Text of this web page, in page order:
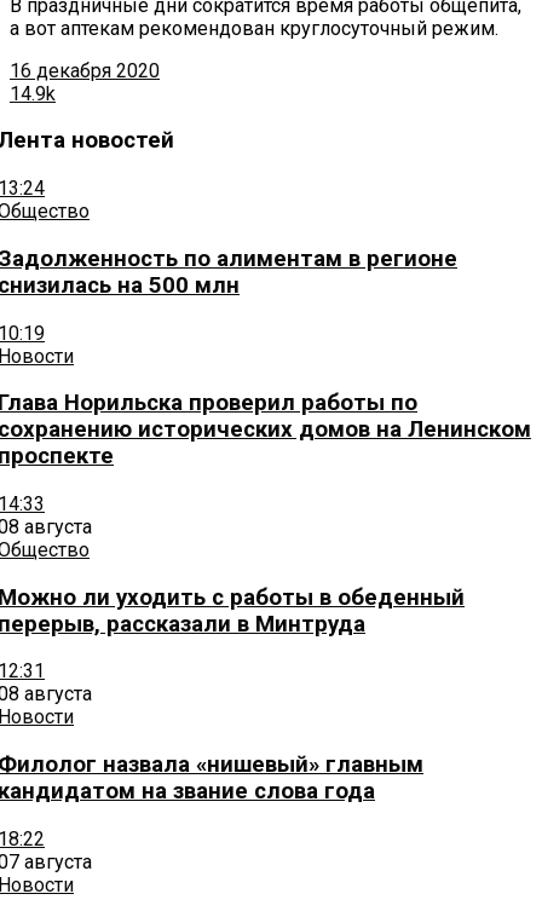
В праздничные дни сократится время работы общепита,
а вот аптекам рекомендован круглосуточный режим.
16 декабря 2020
14.9k
новостей
по алиментам в регионе
на 500 млн
Норильска проверил работы по
исторических домов на Ленинском
августа
ли уходить с работы в обеденный
рассказали в Минтруда
августа
назвала «нишевый» главным
на звание слова года
августа